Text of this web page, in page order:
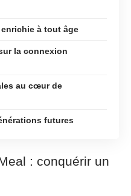
à tout âge
la connexion
au cœur de
futures
: conquérir un